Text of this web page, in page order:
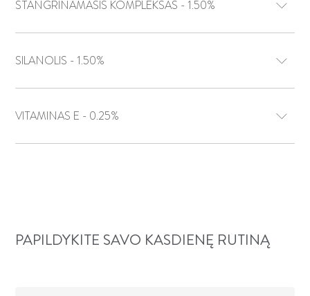
STANGRINAMASIS KOMPLEKSAS - 1.50%
SILANOLIS - 1.50%
VITAMINAS E - 0.25%
PAPILDYKITE SAVO KASDIENĘ RUTINĄ